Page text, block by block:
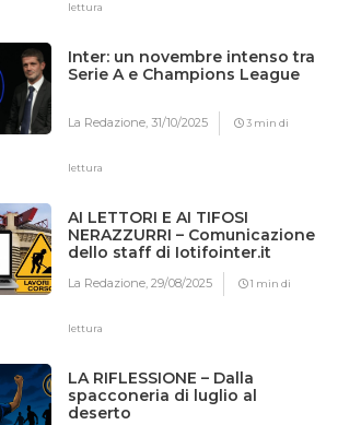
lettura
Inter: un novembre intenso tra
Serie A e Champions League
La Redazione,31/10/2025 3 min di
lettura
AI LETTORI E AI TIFOSI
NERAZZURRI – Comunicazione
dello staff di Iotifointer.it
La Redazione,29/08/2025 1 min di
lettura
LA RIFLESSIONE – Dalla
spacconeria di luglio al
deserto